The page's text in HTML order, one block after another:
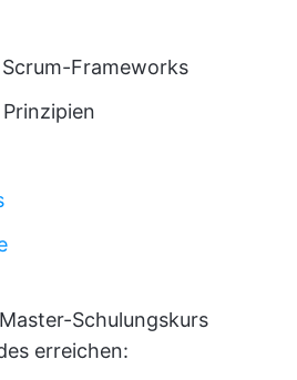
Frameworks
Schulungskurs
erreichen: